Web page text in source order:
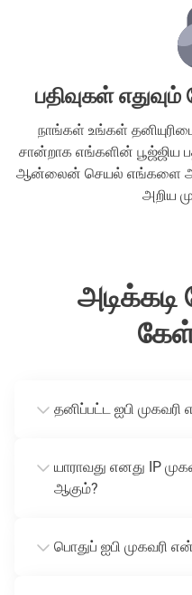
பதிவுகள்
நாங்கள் உங்கள்
சான்றாக எங்களின் பூஜ்ஜிய
ஆன்லைன் செயல் எங்களை
அறிய
அடிக்கடி
தனிப்பட்ட ஐபி
யாராவது எனது IP
ஆகும்?
பொதுப் ஐபி முகவரி